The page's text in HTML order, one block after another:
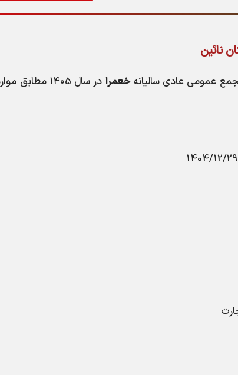
نائين
عمومی عادی سالیانهخعمرا
در سال ۱۴۰5 مطابق
1404/12/29